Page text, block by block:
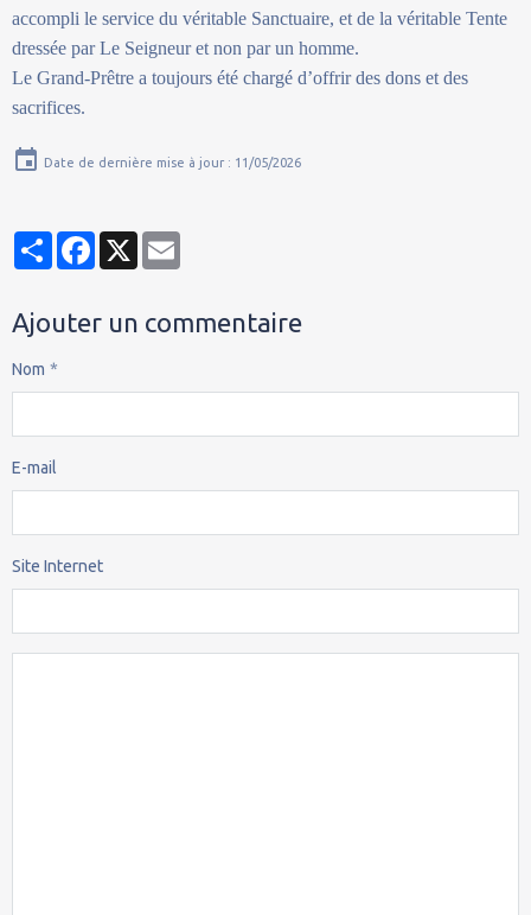
accompli le service du véritable Sanctuaire, et de la véritable Tente
dressée par Le Seigneur et non par un homme.
Le Grand-Prêtre a toujours été chargé d’offrir des dons et des
sacrifices.
Date de dernière mise à jour : 11/05/2026
PartagerFacebook
X
Ajouter un commentaire
Nom
E-mail
Site Internet